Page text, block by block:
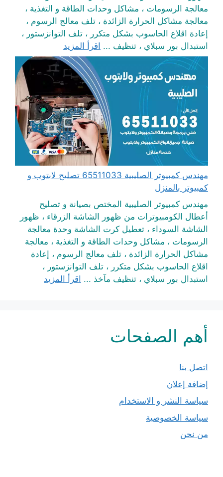
معالجة الرسومات ، مشاكل وحدات الطاقة و التغذية ،
معالجة مشاكل الحرارة الزائدة ، تلف معالج الرسوم ،
إعادة اقلاع الحاسوب بشكل متكرر ، تلف التوانزستور ،
استبدال بور سبلاي ، تنظيف ... اقرأ المزيد
مهندس كمبيوتر الصليبية 65511033 تصليح لابتوب و
كمبيوتر بالمنزل
مهندس كمبيوتر الصليبية المختص بصيانة و تصليح
أعطال الكومبيوترات من ظهور الشاشة الزرقاء ، ظهور
الشاشة السوداء ، تعطيل كرت الشاشة وحدة معالجة
الرسومات ، مشاكل وحدات الطاقة و التغذية ، معالجة
مشاكل الحرارة الزائدة ، تلف معالج الرسوم ، إعادة
اقلاع الحاسوب بشكل متكرر ، تلف التوانزستور ،
استبدال بور سبلاي ، تنظيف مآخذ ... اقرأ المزيد
أهم الصفحات
اتصل بنا
إضافة إعلان
سياسة النشر و الاستخدام
سياسة الخصوصية
من نحن